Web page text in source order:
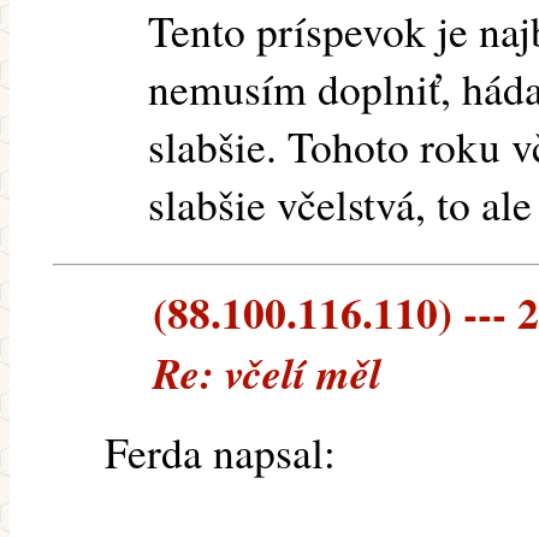
Tento príspevok je
nemusím doplniť,
slabšie. Tohoto roku
slabšie včelstvá, to
(88.100.116.110) ---
Re: včelí měl
Ferda napsal: